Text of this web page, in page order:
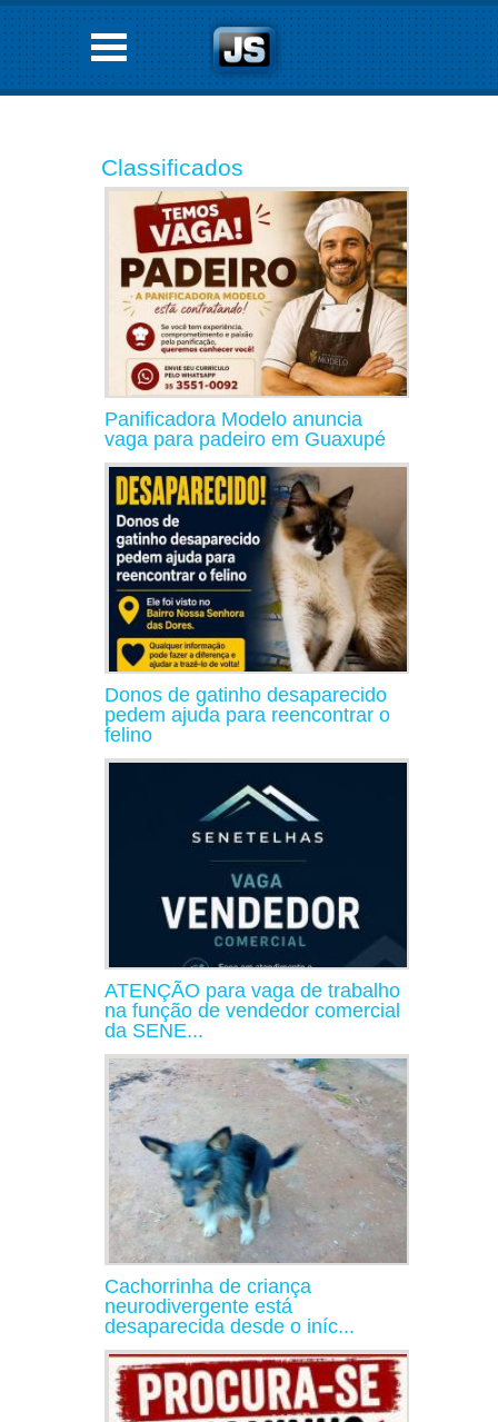
Classificados
Panificadora Modelo anuncia
vaga para padeiro em Guaxupé
Donos de gatinho desaparecido
pedem ajuda para reencontrar o
felino
ATENÇÃO para vaga de trabalho
na função de vendedor comercial
da SENE...
Cachorrinha de criança
neurodivergente está
desaparecida desde o iníc...